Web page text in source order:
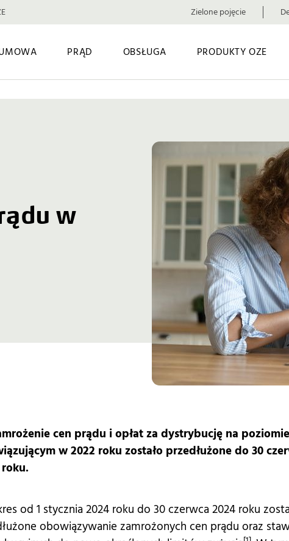
Zielone pojęcie
PRĄD OBSŁUGA PRODUKTY OZE
w
cen prądu i opłat za dystrybucję na poziomie
w 2022 roku zostało przedłużone do 30
od 1 stycznia 2024 roku do 30 czerwca 2024 roku
obowiązywanie zamrożonych cen prądu oraz